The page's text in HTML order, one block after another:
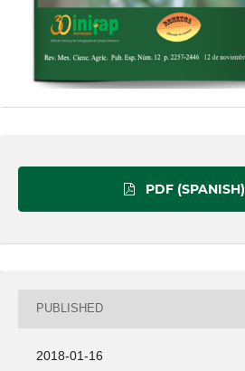
PDF (SPANISH)
PUBLISHED
2018-01-16